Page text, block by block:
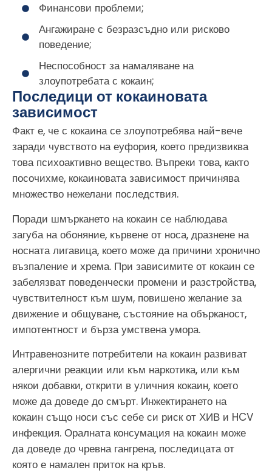
Финансови проблеми;
Ангажиране с безразсъдно или рисково
поведение;
Неспособност за намаляване на
злоупотребата с кокаин;
Последици от кокаиновата
зависимост
Факт е, че с кокаина се злоупотребява най-вече
заради чувството на еуфория, което предизвиква
това психоактивно вещество. Въпреки това, както
посочихме, кокаиновата зависимост причинява
множество нежелани последствия.
Поради шмъркането на кокаин се наблюдава
загуба на обоняние, кървене от носа, дразнене на
носната лигавица, което може да причини хронично
възпаление и хрема. При зависимите от кокаин се
забелязват поведенчески промени и разстройства,
чувствителност към шум, повишено желание за
движение и общуване, състояние на обърканост,
импотентност и бърза умствена умора.
Интравенозните потребители на кокаин развиват
алергични реакции или към наркотика, или към
някои добавки, открити в уличния кокаин, което
може да доведе до смърт. Инжектирането на
кокаин също носи със себе си риск от ХИВ и HCV
инфекция. Оралната консумация на кокаин може
да доведе до чревна гангрена, последицата от
която е намален приток на кръв.